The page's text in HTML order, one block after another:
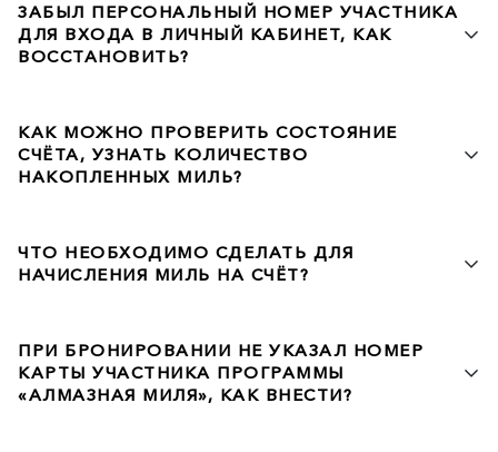
ЗАБЫЛ ПЕРСОНАЛЬНЫЙ НОМЕР УЧАСТНИКА
ДЛЯ ВХОДА В ЛИЧНЫЙ КАБИНЕТ, КАК
ВОССТАНОВИТЬ?
КАК МОЖНО ПРОВЕРИТЬ СОСТОЯНИЕ
СЧЁТА, УЗНАТЬ КОЛИЧЕСТВО
НАКОПЛЕННЫХ МИЛЬ?
ЧТО НЕОБХОДИМО СДЕЛАТЬ ДЛЯ
НАЧИСЛЕНИЯ МИЛЬ НА СЧЁТ?
ПРИ БРОНИРОВАНИИ НЕ УКАЗАЛ НОМЕР
КАРТЫ УЧАСТНИКА ПРОГРАММЫ
«АЛМАЗНАЯ МИЛЯ», КАК ВНЕСТИ?